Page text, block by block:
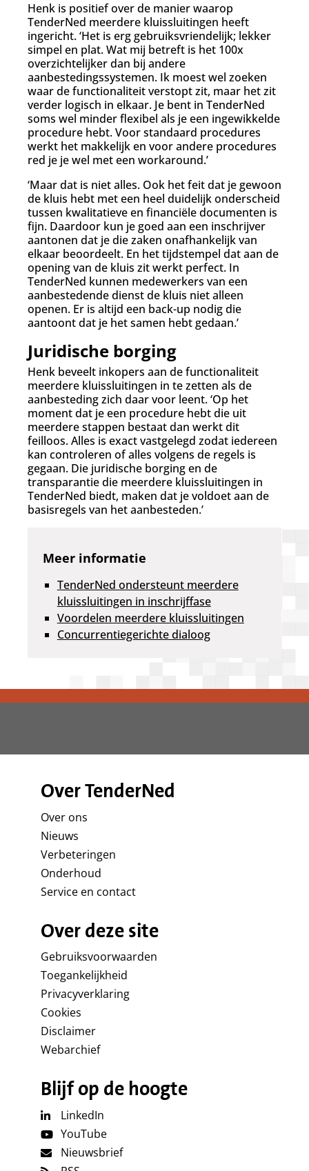
Henk is positief over de manier waarop
TenderNed meerdere kluissluitingen heeft
ingericht. ‘Het is erg gebruiksvriendelijk; lekker
simpel en plat. Wat mij betreft is het 100x
overzichtelijker dan bij andere
aanbestedingssystemen. Ik moest wel zoeken
waar de functionaliteit verstopt zit, maar het zit
verder logisch in elkaar. Je bent in TenderNed
soms wel minder flexibel als je een ingewikkelde
procedure hebt. Voor standaard procedures
werkt het makkelijk en voor andere procedures
red je je wel met een workaround.’
‘Maar dat is niet alles. Ook het feit dat je gewoon
de kluis hebt met een heel duidelijk onderscheid
tussen kwalitatieve en financiële documenten is
fijn. Daardoor kun je goed aan een inschrijver
aantonen dat je die zaken onafhankelijk van
elkaar beoordeelt. En het tijdstempel dat aan de
opening van de kluis zit werkt perfect. In
TenderNed kunnen medewerkers van een
aanbestedende dienst de kluis niet alleen
openen. Er is altijd een back-up nodig die
aantoont dat je het samen hebt gedaan.’
Juridische borging
Henk beveelt inkopers aan de functionaliteit
meerdere kluissluitingen in te zetten als de
aanbesteding zich daar voor leent. ‘Op het
moment dat je een procedure hebt die uit
meerdere stappen bestaat dan werkt dit
feilloos. Alles is exact vastgelegd zodat iedereen
kan controleren of alles volgens de regels is
gegaan. Die juridische borging en de
transparantie die meerdere kluissluitingen in
TenderNed biedt, maken dat je voldoet aan de
basisregels van het aanbesteden.’
Meer informatie
TenderNed ondersteunt meerdere
kluissluitingen in inschrijffase
Voordelen meerdere kluissluitingen
Concurrentiegerichte dialoog
Over TenderNed
Over ons
Nieuws
Verbeteringen
Onderhoud
Service en contact
Over deze site
Gebruiksvoorwaarden
Toegankelijkheid
Privacyverklaring
Cookies
Disclaimer
Webarchief
Blijf op de hoogte
LinkedIn
YouTube
Nieuwsbrief